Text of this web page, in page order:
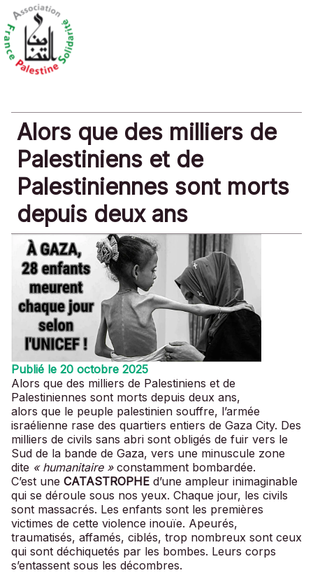
Alors que des milliers de
Palestiniens et de
Palestiniennes sont morts
depuis deux ans
Publié le 20 octobre 2025
Alors que des milliers de Palestiniens et de
Palestiniennes sont morts depuis deux ans,
alors que le peuple palestinien souffre, l’armée
israélienne rase des quartiers entiers de Gaza City. Des
milliers de civils sans abri sont obligés de fuir vers le
Sud de la bande de Gaza, vers une minuscule zone
dite « humanitaire »constamment bombardée.
C’est une CATASTROPHE d’une ampleur inimaginable
qui se déroule sous nos yeux. Chaque jour, les civils
sont massacrés. Les enfants sont les premières
victimes de cette violence inouïe. Apeurés,
traumatisés, affamés, ciblés, trop nombreux sont ceux
qui sont déchiquetés par les bombes. Leurs corps
s’entassent sous les décombres.